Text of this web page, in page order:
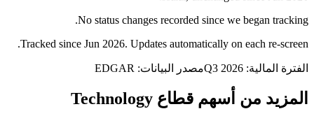
No status changes recorded since we began tracking.
Tracked since Jun 2026. Updates automatically on each re-screen.
الفترة المالية: Q3 2026 مصدر البيانات: EDGAR
المزيد من أسهم قطاع Technology